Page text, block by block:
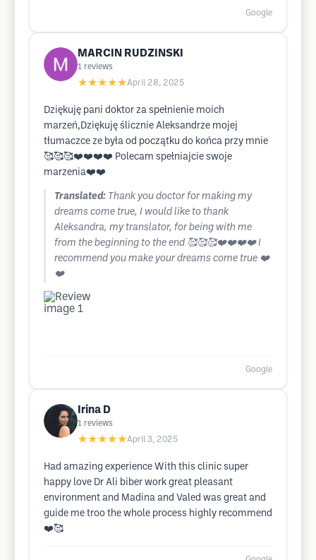
Google
MARCIN RUDZINSKI
1 reviews
★★★★★April 28, 2025
Dziękuję pani doktor za spełnienie moich
marzeń,Dziękuję ślicznie Aleksandrze mojej
tłumaczce ze była od początku do końca przy mnie
🥰🥰🥰❤️❤️❤️❤️ Polecam spełniajcie swoje
marzenia❤️❤️
Translated: Thank you doctor for making my
dreams come true, I would like to thank
Aleksandra, my translator, for being with me
from the beginning to the end 🥰🥰🥰❤️❤️❤️❤️ I
recommend you make your dreams come true ❤️
❤️
Google
Irina D
1 reviews
★★★★★April 3, 2025
Had amazing experience With this clinic super
happy love Dr Ali biber work great pleasant
environment and Madina and Valed was great and
guide me troo the whole process highly recommend
❤️🥰